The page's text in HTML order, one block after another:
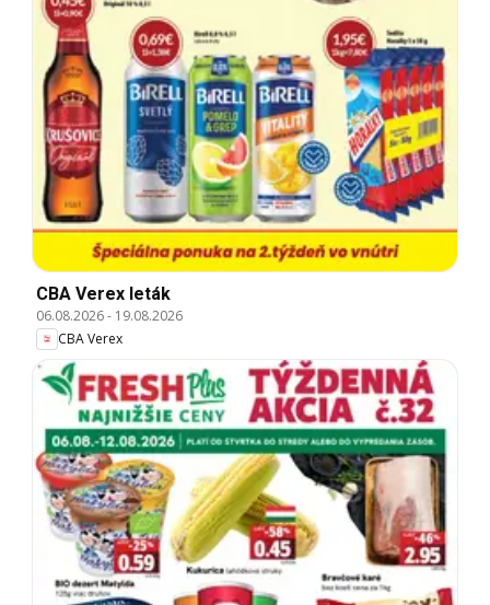
CBA Verex leták
06.08.2026- 19.08.2026
CBA Verex